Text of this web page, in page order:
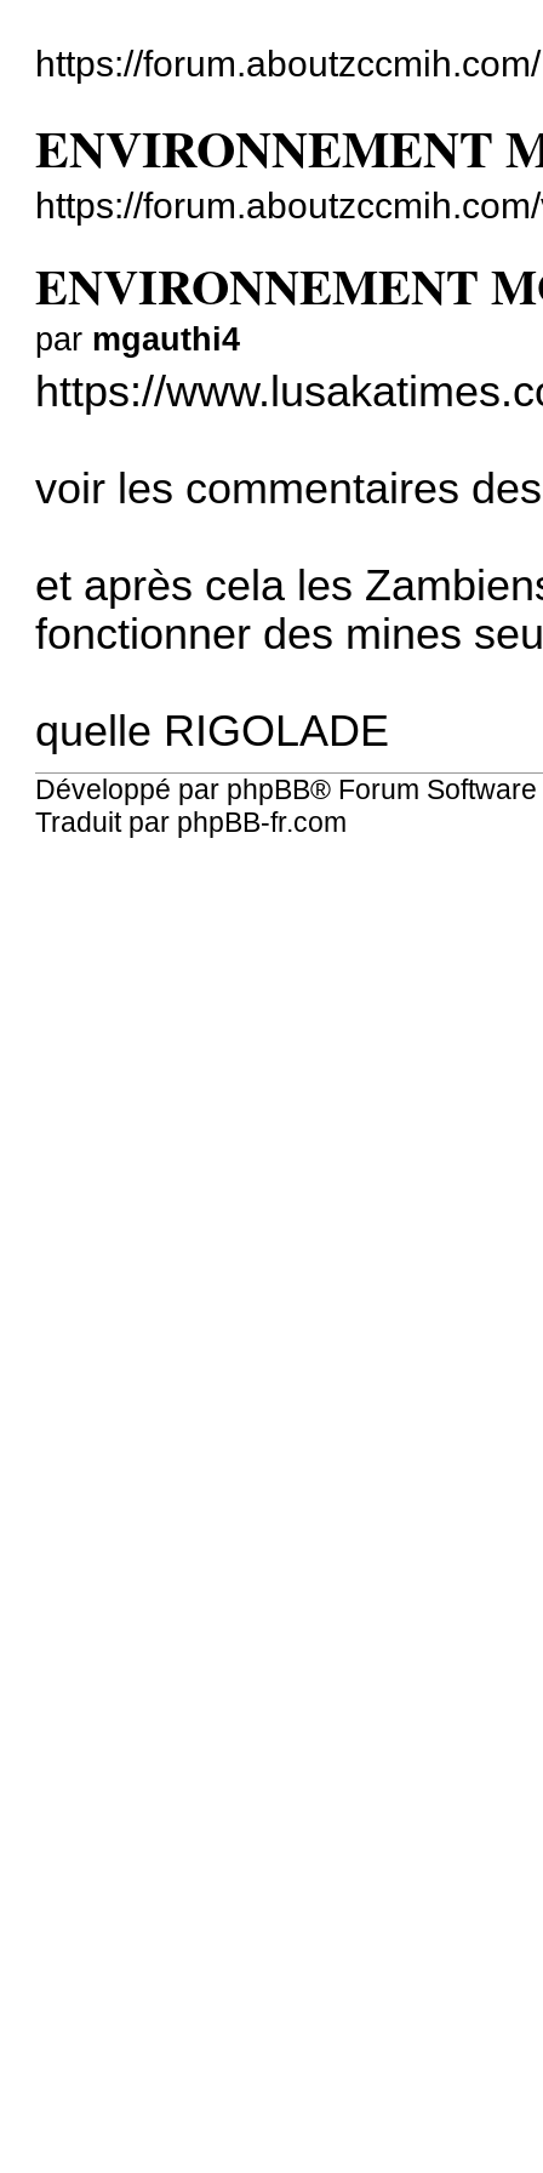
https://forum.aboutzccmih.com/
ENVIRONNEMENT
https://
ENVIRONNEMENT
par mgauthi4
https://
voir les commentaires
et après cela les
fonctionner des mines
quelle RIGOLADE
Développé par phpBB® Forum
Traduit par phpBB-fr.com